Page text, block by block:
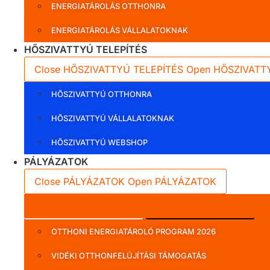
ENERGIATÁROLÁS OTTHONRA
ENERGIATÁROLÁS VÁLLALATOKNAK
HŐSZIVATTYÚ TELEPÍTÉS
Close HŐSZIVATTYÚ TELEPÍTÉS Open
HŐSZIVATTYÚ OTTHONRA
HŐSZIVATTYÚ VÁLLALATOKNAK
HŐSZIVATTYÚ WEBSHOP
PÁLYÁZATOK
Close PÁLYÁZATOK Open PÁLYÁZATOK
OTTHONI ENERGIATÁROLÓ PROGRAM 2026
VIDÉKI OTTHONFELÚJÍTÁSI TÁMOGATÁS